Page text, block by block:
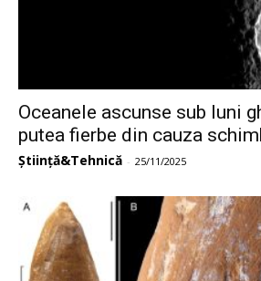
Oceanele ascunse sub luni
putea fierbe din cauza
Știință&Tehnică - 25/11/2025